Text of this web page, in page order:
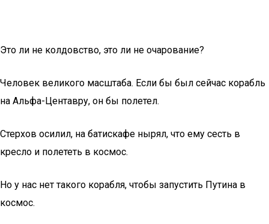
Это ли не колдовство, это ли не очарование?
Человек великого масштаба. Если бы был сейчас корабль
на Альфа-Центавру, он бы полетел.
Стерхов осилил, на батискафе нырял, что ему сесть в
кресло и полететь в космос.
Но у нас нет такого корабля, чтобы запустить Путина в
космос.